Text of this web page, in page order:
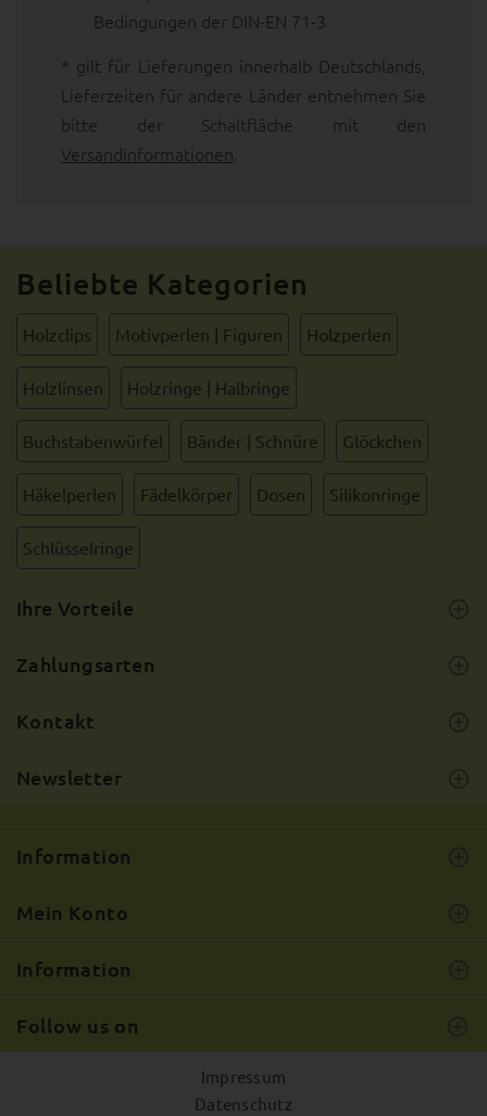
Bedingungen der DIN-EN 71-3
* gilt für Lieferungen innerhalb Deutschlands,
Lieferzeiten für andere Länder entnehmen Sie
bitte der Schaltfläche mit den
Versandinformationen
Beliebte Kategorien
Holzclips Motivperlen | Figuren Holzperlen
Holzlinsen Holzringe | Halbringe
Buchstabenwürfel Bänder | Schnüre Glöckchen
Häkelperlen Fädelkörper Dosen Silikonringe
Schlüsselringe
Ihre Vorteile
Zahlungsarten
Kontakt
Newsletter
Information
Mein Konto
Information
Follow us on
Impressum
Datenschutz